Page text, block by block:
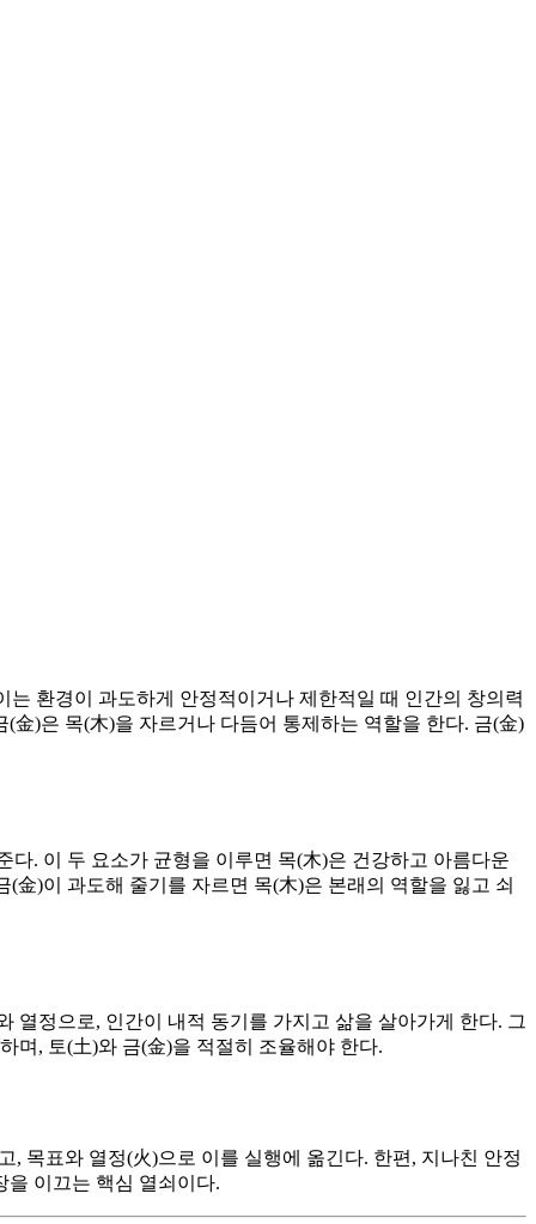
환경이 과도하게 안정적이거나 제한적일 때 인간의 창의력
)은 목(木)을 자르거나 다듬어 통제하는 역할을 한다. 금(金)
. 이 두 요소가 균형을 이루면 목(木)은 건강하고 아름다운
金)이 과도해 줄기를 자르면 목(木)은 본래의 역할을 잃고 쇠
열정으로, 인간이 내적 동기를 가지고 삶을 살아가게 한다. 그
며, 토(土)와 금(金)을 적절히 조율해야 한다.
목표와 열정(火)으로 이를 실행에 옮긴다. 한편, 지나친 안정
을 이끄는 핵심 열쇠이다.